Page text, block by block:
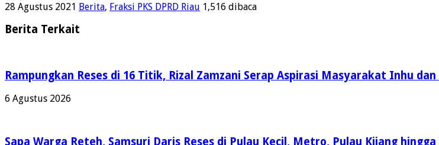
28 Agustus 2021 Berita, Fraksi PKS DPRD Riau 1,516 dibaca
Berita Terkait
Rampungkan Reses di 16 Titik, Rizal Zamzani Serap Aspirasi Masyarakat Inhu dan
6 Agustus 2026
Sapa Warga Reteh, Samsuri Daris Reses di Pulau Kecil, Metro, Pulau Kijang